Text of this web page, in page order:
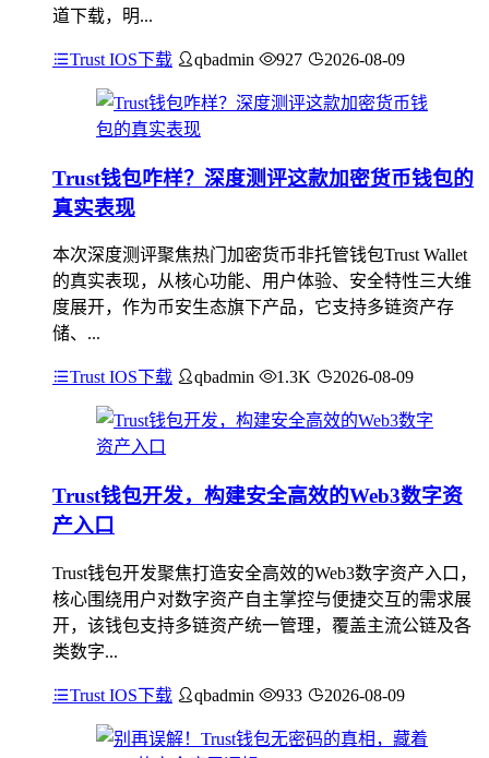
道下载，明...
Trust IOS下载 qbadmin 927 2026-08-09
Trust钱包咋样？深度测评这款加密货币钱包的
真实表现
本次深度测评聚焦热门加密货币非托管钱包Trust Wallet
的真实表现，从核心功能、用户体验、安全特性三大维
度展开，作为币安生态旗下产品，它支持多链资产存
储、...
Trust IOS下载 qbadmin 1.3K 2026-08-09
Trust钱包开发，构建安全高效的Web3数字资
产入口
Trust钱包开发聚焦打造安全高效的Web3数字资产入口，
核心围绕用户对数字资产自主掌控与便捷交互的需求展
开，该钱包支持多链资产统一管理，覆盖主流公链及各
类数字...
Trust IOS下载 qbadmin 933 2026-08-09